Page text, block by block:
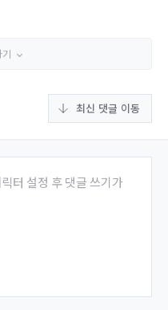
최신 댓글 이동
터 설정 후 댓글 쓰기가